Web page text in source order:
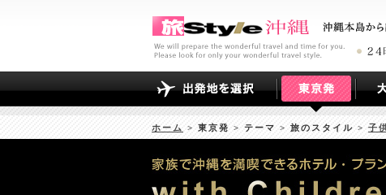
ホーム > 東京発 > テーマ > 旅のスタイル > 子